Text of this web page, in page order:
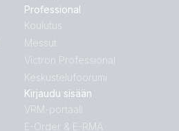
Professional
Koulutus
Messut
Victron Professional
Keskustelufoorumi
Kirjaudu sisään
VRM-portaali
E-Order & E-RMA